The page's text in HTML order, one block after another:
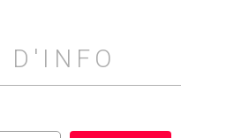
D'INFO